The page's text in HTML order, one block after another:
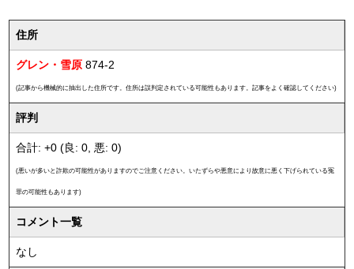
住所
グレン・雪原 874-2
(記事から機械的に抽出した住所です。住所は誤判定されている可能性もあります。記事をよく確認してください)
評判
合計: +0 (良: 0, 悪: 0)
(悪いが多いと詐欺の可能性がありますのでご注意ください。いたずらや悪意により故意に悪く下げられている冤
罪の可能性もあります)
コメント一覧
なし